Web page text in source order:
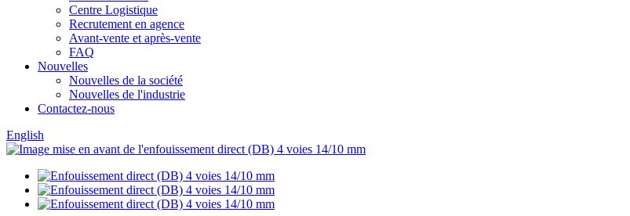
Centre Logistique
Recrutement en agence
Avant-vente et après-vente
FAQ
Nouvelles
Nouvelles de la société
Nouvelles de l'industrie
Contactez-nous
English